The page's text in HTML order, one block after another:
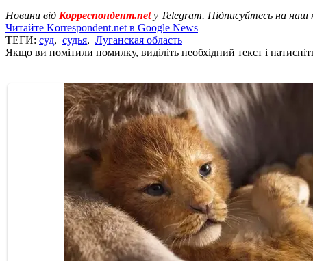
Новини від Корреспондент.netу Telegram. Підписуйтесь на наш
Читайте Korrespondent.net в Google News
ТЕГИ: суд, судья, Луганская область
Якщо ви помітили помилку, виділіть необхідний текст і